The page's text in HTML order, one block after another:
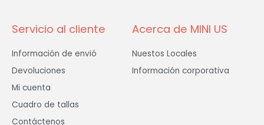
Servicio al cliente
Información de envió
Devoluciones
Mi cuenta
Cuadro de tallas
Contáctenos
Acerca de MINI US
Nuestos Locales
Información corporativa